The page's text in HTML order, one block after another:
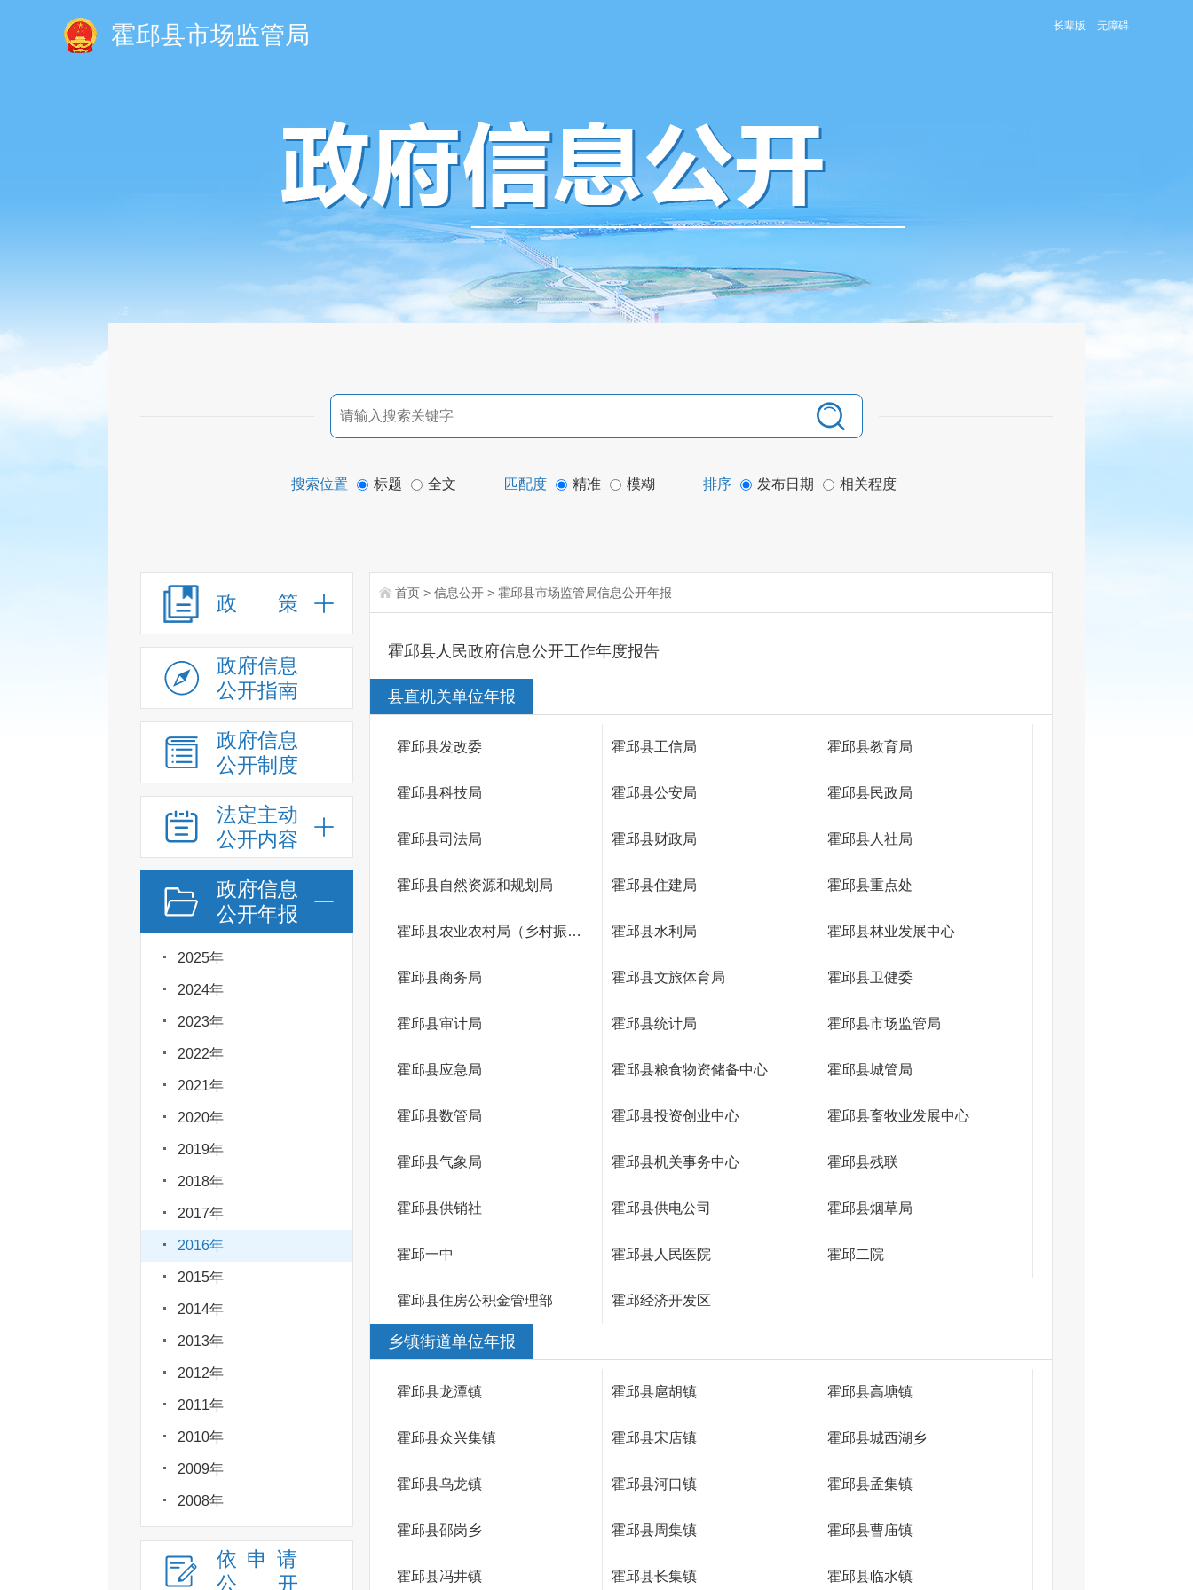
霍邱县市场监管局 长辈版 无障碍
搜索位置 标题 全文 匹配度 精准 模糊 排序 发布日期 相关程度
政 策
政府信息
公开指南
政府信息
公开制度
法定主动
公开内容
政府信息
公开年报
2025年
2024年
2023年
2022年
2021年
2020年
2019年
2018年
2017年
2016年
2015年
2014年
2013年
2012年
2011年
2010年
2009年
2008年
依申请
公
开
首页 > 信息公开 > 霍邱县市场监管局信息公开年报
霍邱县人民政府信息公开工作年度报告
县直机关单位年报
霍邱县发改委 霍邱县工信局 霍邱县教育局
霍邱县科技局 霍邱县公安局 霍邱县民政局
霍邱县司法局 霍邱县财政局 霍邱县人社局
霍邱县自然资源和规划局 霍邱县住建局 霍邱县重点处
霍邱县农业农村局（乡村振兴局） 霍邱县水利局 霍邱县林业发展中心
霍邱县商务局 霍邱县文旅体育局 霍邱县卫健委
霍邱县审计局 霍邱县统计局 霍邱县市场监管局
霍邱县应急局 霍邱县粮食物资储备中心 霍邱县城管局
霍邱县数管局 霍邱县投资创业中心 霍邱县畜牧业发展中心
霍邱县气象局 霍邱县机关事务中心 霍邱县残联
霍邱县供销社 霍邱县供电公司 霍邱县烟草局
霍邱一中 霍邱县人民医院 霍邱二院
霍邱县住房公积金管理部 霍邱经济开发区
乡镇街道单位年报
霍邱县龙潭镇 霍邱县扈胡镇 霍邱县高塘镇
霍邱县众兴集镇 霍邱县宋店镇 霍邱县城西湖乡
霍邱县乌龙镇 霍邱县河口镇 霍邱县孟集镇
霍邱县邵岗乡 霍邱县周集镇 霍邱县曹庙镇
霍邱县冯井镇 霍邱县长集镇 霍邱县临水镇